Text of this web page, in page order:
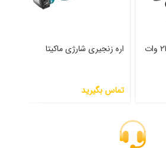
اور فرز نجاری کرون 2100 وات
اره زنجیری شارژی ماکیتا
تماس بگیرید